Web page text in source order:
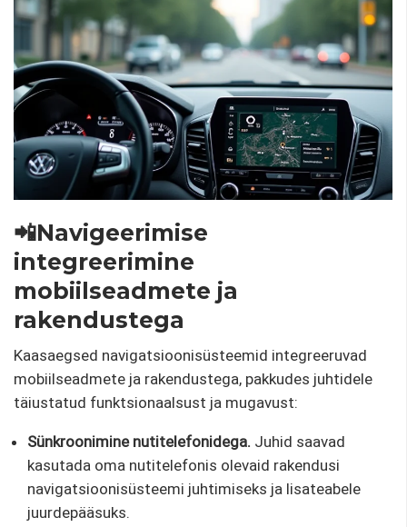
📲Navigeerimise
integreerimine
mobiilseadmete ja
rakendustega
Kaasaegsed navigatsioonisüsteemid integreeruvad
mobiilseadmete ja rakendustega, pakkudes juhtidele
täiustatud funktsionaalsust ja mugavust:
Sünkroonimine nutitelefonidega. Juhid saavad
kasutada oma nutitelefonis olevaid rakendusi
navigatsioonisüsteemi juhtimiseks ja lisateabele
juurdepääsuks.